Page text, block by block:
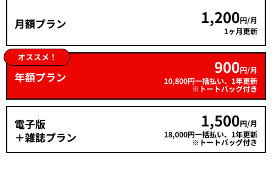
月額プラン 1,200円/月
1ヶ月更新
オススメ！
年額プラン 900円/月
10,800円一括払い、1年更新
※トートバッグ付き
電子版
＋雑誌プラン
1,500円/月
18,000円一括払い、1年更新
※トートバッグ付き